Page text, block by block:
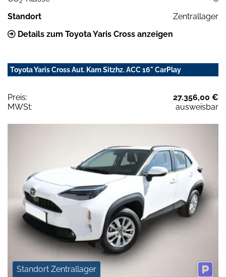
Standort
Zentrallager
Details zum Toyota Yaris Cross anzeigen
Toyota Yaris Cross Aut. Kam Sitzhz. ACC 16" CarPlay
Preis:
27.356,00 €
MWSt:
ausweisbar
Standort Zentrallager